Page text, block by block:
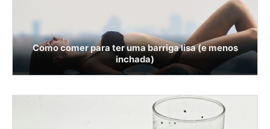
Como comer para ter uma barriga lisa (e menos
inchada)